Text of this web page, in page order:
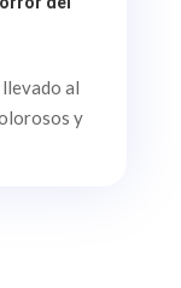
al
y